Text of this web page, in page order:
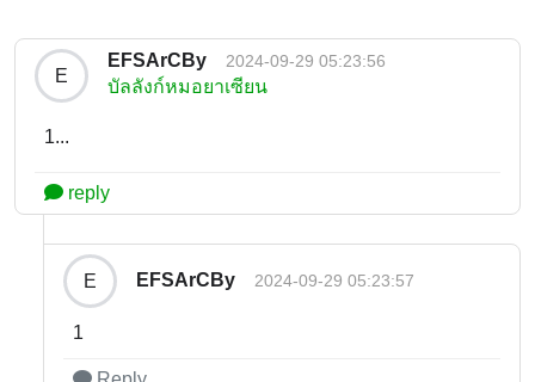
E
EFSArCBy 2024-09-29 05:23:56
บัลลังก์หมอยาเซียน
1...
reply
E EFSArCBy 2024-09-29 05:23:57
1